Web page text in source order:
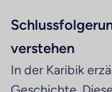
verstehen
In der Karibik